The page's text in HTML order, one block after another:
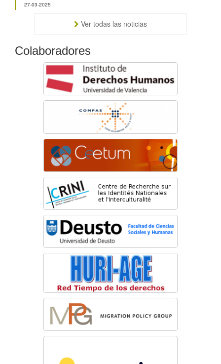
27-03-2025
Ver todas las noticias
Colaboradores